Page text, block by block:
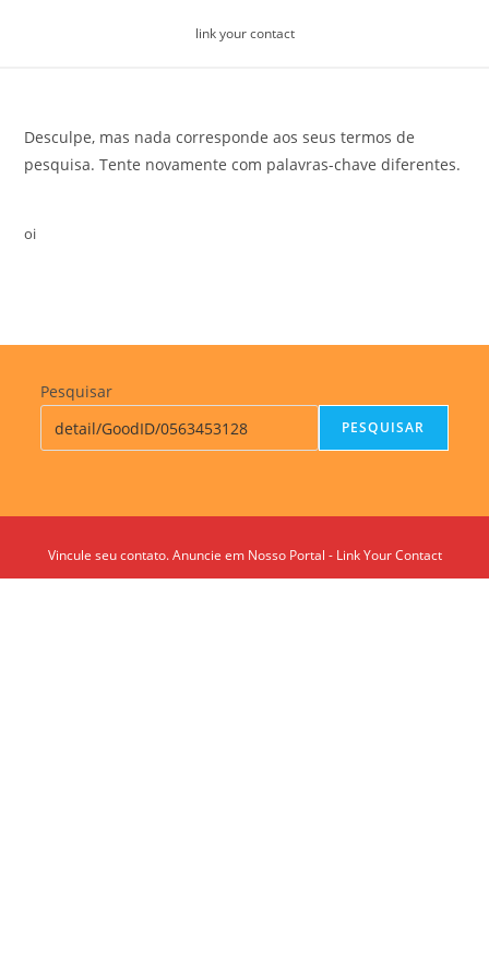
link your contact
Desculpe, mas nada corresponde aos seus termos de
pesquisa. Tente novamente com palavras-chave diferentes.
oi
Pesquisar
PESQUISAR
Vincule seu contato. Anuncie em Nosso Portal - Link Your Contact